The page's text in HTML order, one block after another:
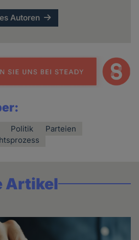
Autoren
Politik
Parteien
Artikel